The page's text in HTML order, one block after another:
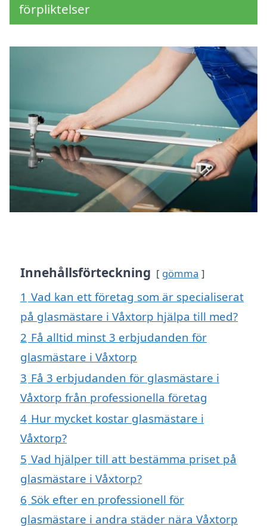
förpliktelser
Innehållsförteckning gömma
1 Vad kan ett företag som är specialiserat
på glasmästare i Våxtorp hjälpa till med?
2 Få alltid minst 3 erbjudanden för
glasmästare i Våxtorp
3 Få 3 erbjudanden för glasmästare i
Våxtorp från professionella företag
4 Hur mycket kostar glasmästare i
Våxtorp?
5 Vad hjälper till att bestämma priset på
glasmästare i Våxtorp?
6 Sök efter en professionell för
glasmästare i andra städer nära Våxtorp